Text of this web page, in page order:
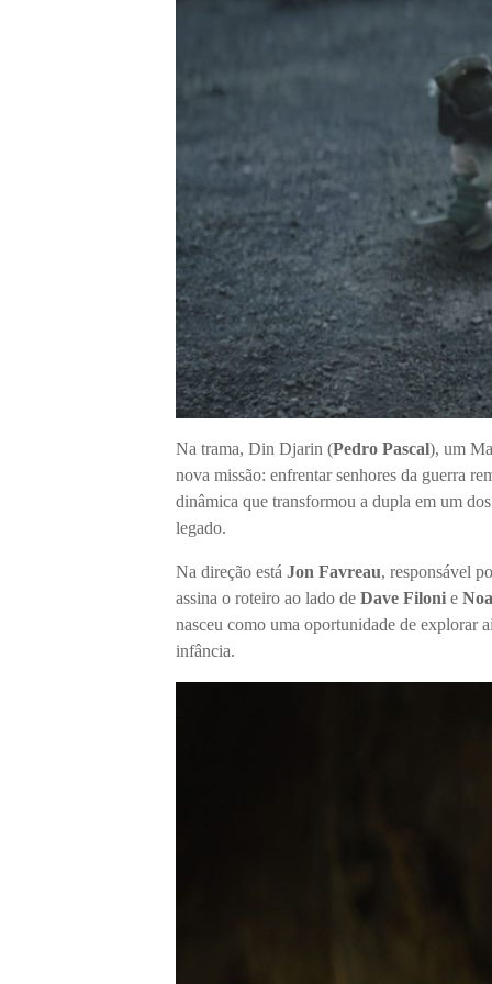
Na trama, Din Djarin (Pedro Pascal), um
nova missão: enfrentar senhores da guerra
dinâmica que transformou a dupla em um
legado.
Na direção está Jon Favreau, responsável
assina o roteiro ao lado de Dave Filoni e
nasceu como uma oportunidade de explorar
infância.